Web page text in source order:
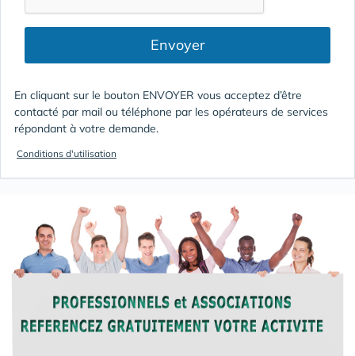
Envoyer
En cliquant sur le bouton ENVOYER vous acceptez d’être
contacté par mail ou téléphone par les opérateurs de services
répondant à votre demande.
Conditions d'utilisation